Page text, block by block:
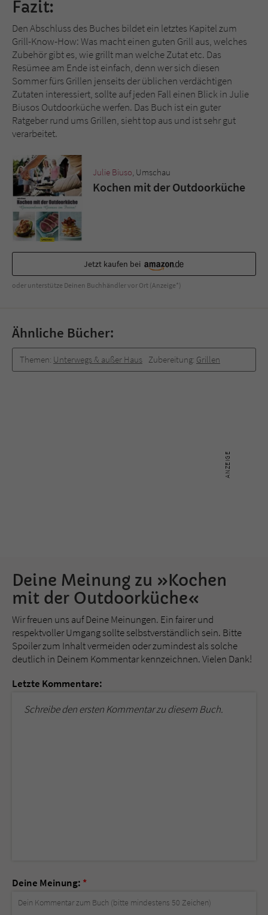
Fazit:
Den Abschluss des Buches bildet ein letztes Kapitel zum
Grill-Know-How: Was macht einen guten Grill aus, welches
Zubehör gibt es, wie grillt man welche Zutat etc. Das
Resümee am Ende ist einfach, denn wer sich diesen
Sommer fürs Grillen jenseits der üblichen verdächtigen
Zutaten interessiert, sollte auf jeden Fall einen Blick in Julie
Biusos Outdoorküche werfen. Das Buch ist ein guter
Ratgeber rund ums Grillen, sieht top aus und ist sehr gut
verarbeitet.
Julie Biuso, Umschau
Kochen mit der Outdoorküche
Jetzt kaufen bei
oder unterstütze Deinen Buchhändler vor Ort (Anzeige*)
Ähnliche Bücher:
Themen: Unterwegs & außer Haus Zubereitung: Grillen
Deine Meinung zu »Kochen
mit der Outdoorküche«
Wir freuen uns auf Deine Meinungen. Ein fairer und
respektvoller Umgang sollte selbstverständlich sein. Bitte
Spoiler zum Inhalt vermeiden oder zumindest als solche
deutlich in Deinem Kommentar kennzeichnen. Vielen Dank!
Letzte Kommentare:
Schreibe den ersten Kommentar zu diesem Buch.
Deine Meinung: *